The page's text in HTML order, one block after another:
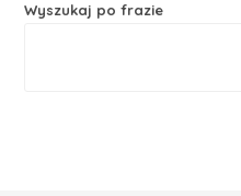
Wyszukaj po frazie